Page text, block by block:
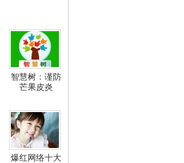
智慧树：谨防
芒果皮炎
爆红网络十大